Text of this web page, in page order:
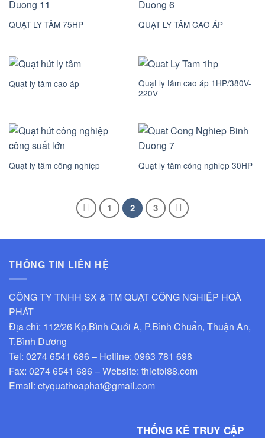
QUẠT LY TÂM 75HP QUẠT LY TÂM CAO ÁP
Quạt ly tâm cao áp
Quạt ly tâm cao áp 1HP/380V-
220V
Quạt ly tâm công nghiệp Quạt ly tâm công nghiệp 30HP
1 2 3
THÔNG TIN LIÊN HỆ
CÔNG TY TNHH SX & TM QUẠT CÔNG NGHIỆP HOÀ
PHÁT
Địa chỉ: 112/26 Kp,Bình Quới A, P.Bình Chuẩn, Thuận An,
T.Bình Dương
Tel: 0274 6541 686 – Hotline: 0963 781 698
Fax: 0274 6541 686 – Website: thietbi88.com
Email: ctyquathoaphat@gmail.com
THỐNG KÊ TRUY CẬP